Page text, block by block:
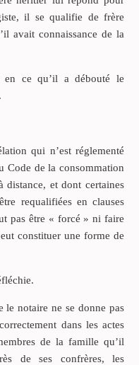
il se qualifie de frère
avait connaissance de la
ce qu’il a débouté le
qui n’est réglementé
Code de la consommation
distance, et dont certaines
requalifiées en clauses
pas être « forcé » ni faire
constituer une forme de
le notaire ne se donne pas
dans les actes
de la famille qu’il
de ses confrères, les